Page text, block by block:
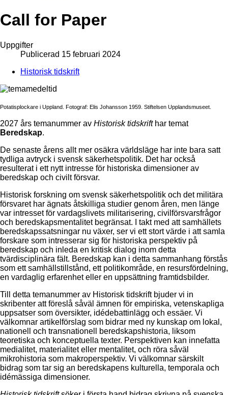
Call for Paper
Uppgifter
Publicerad 15 februari 2024
Historisk tidskrift
Potatisplockare i Uppland. Fotograf: Elis Johansson 1959. Stiftelsen Upplandsmuseet.
2027 års temanummer av Historisk tidskrifthar temat
Beredskap.
De senaste årens allt mer osäkra världsläge har inte bara satt
tydliga avtryck i svensk säkerhetspolitik. Det har också
resulterat i ett nytt intresse för historiska dimensioner av
beredskap och civilt försvar.
Historisk forskning om svensk säkerhetspolitik och det militära
försvaret har ägnats åtskilliga studier genom åren, men länge
var intresset för vardagslivets militarisering, civilförsvarsfrågor
och beredskapsmentalitet begränsat. I takt med att samhällets
beredskapssatsningar nu växer, ser vi ett stort värde i att samla
forskare som intresserar sig för historiska perspektiv på
beredskap och inleda en kritisk dialog inom detta
tvärdisciplinära fält. Beredskap kan i detta sammanhang förstås
som ett samhällstillstånd, ett politikområde, en resursfördelning,
en vardaglig erfarenhet eller en uppsättning framtidsbilder.
Till detta temanummer av Historisk tidskrift bjuder vi in
skribenter att föreslå såväl ämnen för empiriska, vetenskapliga
uppsatser som översikter, idédebattinlägg och essäer. Vi
välkomnar artikelförslag som bidrar med ny kunskap om lokal,
nationell och transnationell beredskapshistoria, liksom
teoretiska och konceptuella texter. Perspektiven kan innefatta
medialitet, materialitet eller mentalitet, och röra såväl
mikrohistoria som makroperspektiv. Vi välkomnar särskilt
bidrag som tar sig an beredskapens kulturella, temporala och
idémässiga dimensioner.